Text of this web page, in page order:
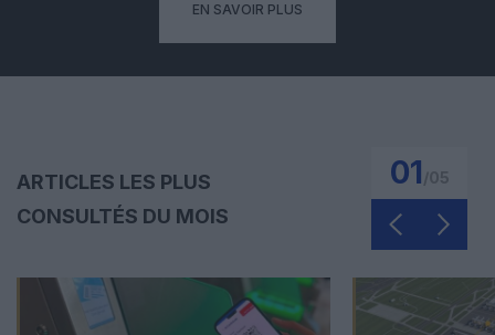
EN SAVOIR PLUS
ARTICLES LES PLUS
CONSULTÉS DU MOIS
01